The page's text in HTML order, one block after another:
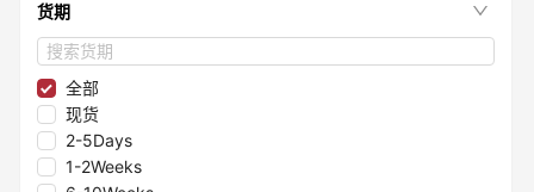
≤96%
≤99.99%
≤99.998%
≤98.3%
≤98.8%
≤99.993%
≤95.85%
货期
全部
现货
2-5Days
1-2Weeks